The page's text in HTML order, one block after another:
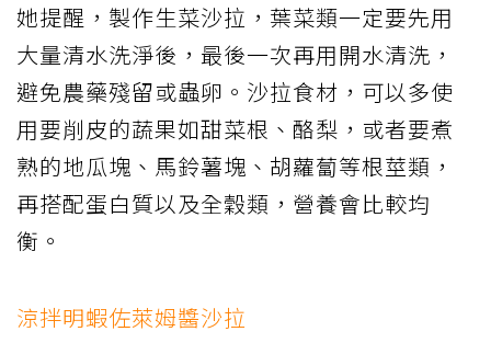
她提醒，製作生菜沙拉，葉菜類一定要先用
大量清水洗淨後，最後一次再用開水清洗，
避免農藥殘留或蟲卵。沙拉食材，可以多使
用要削皮的蔬果如甜菜根、酪梨，或者要煮
熟的地瓜塊、馬鈴薯塊、胡蘿蔔等根莖類，
再搭配蛋白質以及全穀類，營養會比較均
衡。
涼拌明蝦佐萊姆醬沙拉